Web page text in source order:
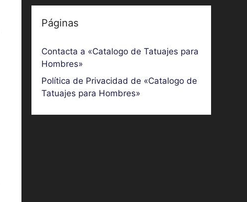
Páginas
Contacta a «Catalogo de Tatuajes para
Hombres»
Política de Privacidad de «Catalogo de
Tatuajes para Hombres»